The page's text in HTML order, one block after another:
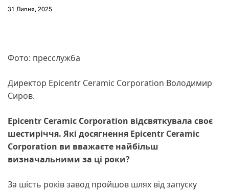
31 Липня, 2025
Фото: пресслужба
Директор Epicentr Ceramic Corporation Володимир
Сиров.
Epicentr Ceramic Corporation відсвяткувала своє
шестиріччя. Які досягнення Epicentr Ceramic
Corporation ви вважаєте найбільш
визначальними за ці роки?
За шість років завод пройшов шлях від запуску